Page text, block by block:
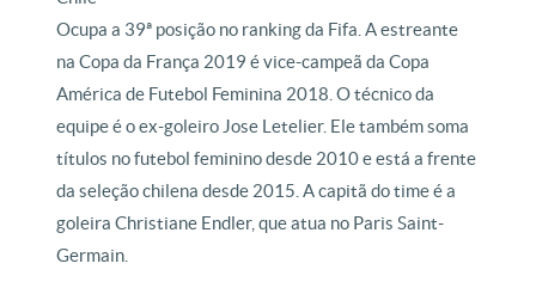
Ocupa a 39ª posição no ranking da Fifa. A estreante
na Copa da França 2019 é vice-campeã da Copa
América de Futebol Feminina 2018. O técnico da
equipe é o ex-goleiro Jose Letelier. Ele também soma
títulos no futebol feminino desde 2010 e está a frente
da seleção chilena desde 2015. A capitã do time é a
goleira Christiane Endler, que atua no Paris Saint-
Germain.